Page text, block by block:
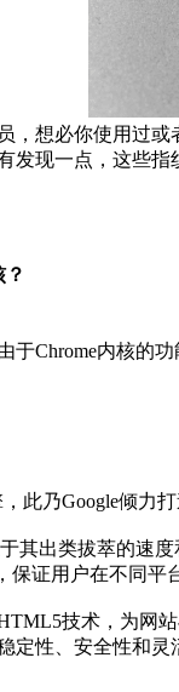
想必你使用过或
现一点，这些
内核的功
乃Google倾力打
出类拔萃的速度
证用户在不同平
技术，为网站
性、安全性和灵